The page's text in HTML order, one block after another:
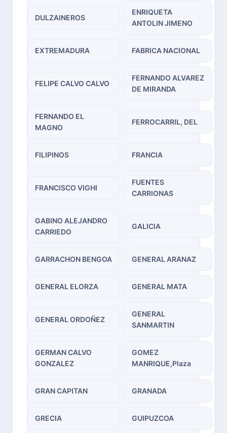
DULZAINEROS
ENRIQUETA
ANTOLIN JIMENO
EXTREMADURA FABRICA NACIONAL
FELIPE CALVO CALVO
FERNANDO ALVAREZ
DE MIRANDA
FERNANDO EL
MAGNO
FERROCARRIL, DEL
FILIPINOS FRANCIA
FRANCISCO VIGHI
FUENTES
CARRIONAS
GABINO ALEJANDRO
CARRIEDO
GALICIA
GARRACHON BENGOA GENERAL ARANAZ
GENERAL ELORZA GENERAL MATA
GENERAL ORDOÑEZ
GENERAL
SANMARTIN
GERMAN CALVO
GONZALEZ
GOMEZ
MANRIQUE,Plaza
GRAN CAPITAN GRANADA
GRECIA GUIPUZCOA